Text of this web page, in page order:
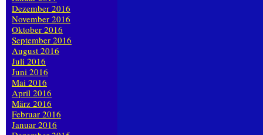
Dezember 2016
November 2016
Oktober 2016
September 2016
August 2016
Juli 2016
Juni 2016
Mai 2016
April 2016
März 2016
Februar 2016
Januar 2016